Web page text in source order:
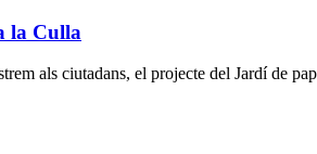
la Culla
als ciutadans, el projecte del Jardí de